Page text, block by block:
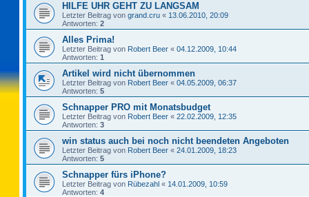
HILFE UHR GEHT ZU LANGSAM
Letzter Beitrag von grand.cru « 13.06.2010, 20:09
Antworten: 2
Alles Prima!
Letzter Beitrag von Robert Beer « 04.12.2009, 10:44
Antworten: 1
Artikel wird nicht übernommen
Letzter Beitrag von Robert Beer « 04.05.2009, 06:37
Antworten: 5
Schnapper PRO mit Monatsbudget
Letzter Beitrag von Robert Beer « 22.02.2009, 12:35
Antworten: 3
win status auch bei noch nicht beendeten Angeboten
Letzter Beitrag von Robert Beer « 24.01.2009, 18:23
Antworten: 5
Schnapper fürs iPhone?
Letzter Beitrag von Rübezahl « 14.01.2009, 10:59
Antworten: 4